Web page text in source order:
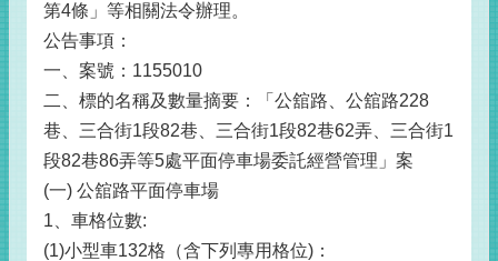
第4條」等相關法令辦理。
公告事項：
一、案號：1155010
二、標的名稱及數量摘要：「公舘路、公舘路228
巷、三合街1段82巷、三合街1段82巷62弄、三合街1
段82巷86弄等5處平面停車場委託經營管理」案
(一) 公舘路平面停車場
1、車格位數:
(1)小型車132格（含下列專用格位)：